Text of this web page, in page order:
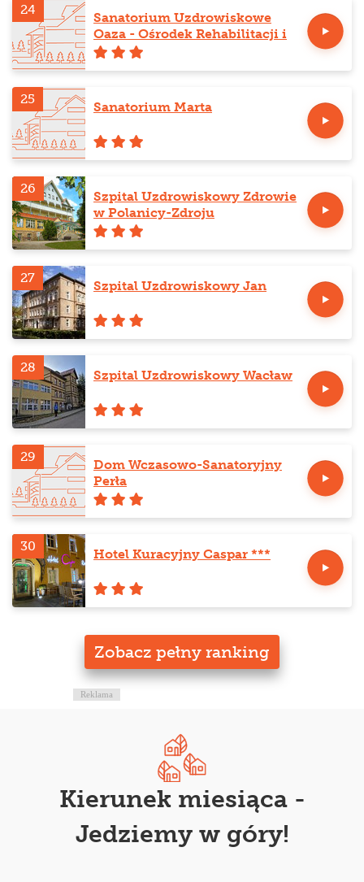
24
Sanatorium Uzdrowiskowe
Oaza - Ośrodek Rehabilitacji i
Odnowy Biologicznej
25
Sanatorium Marta
26
Szpital Uzdrowiskowy Zdrowie
w Polanicy-Zdroju
27
Szpital Uzdrowiskowy Jan
28
Szpital Uzdrowiskowy Wacław
29
Dom Wczasowo-Sanatoryjny
Perła
30
Hotel Kuracyjny Caspar ***
Zobacz pełny ranking
Reklama
Kierunek miesiąca -
Jedziemy w góry!